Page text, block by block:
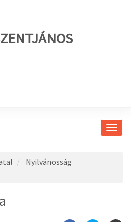
Nyilvánosság